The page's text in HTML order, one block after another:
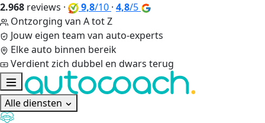
2.968 reviews · 9,8/10 · 4,8/5
Ontzorging van A tot Z
Jouw eigen team van auto-experts
Elke auto binnen bereik
Verdient zich dubbel en dwars terug
Alle diensten